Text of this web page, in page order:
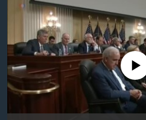
ຂ່າວ​ຈີນ
ເອເຊຍ
ອິດສະຫຼະພາບດ້ານການຂ່າວ
ຊີວິດຊາວລາວ
ຊຸມຊົນຊາວລາວ
No media source